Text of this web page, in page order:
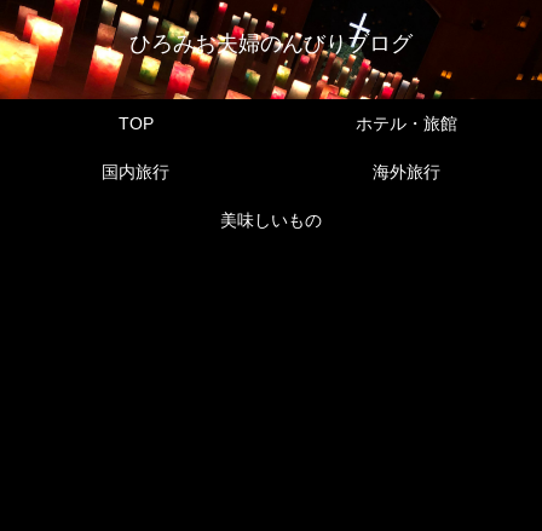
ひろみお夫婦のんびりブログ
TOP ホテル・旅館
国内旅行 海外旅行
美味しいもの